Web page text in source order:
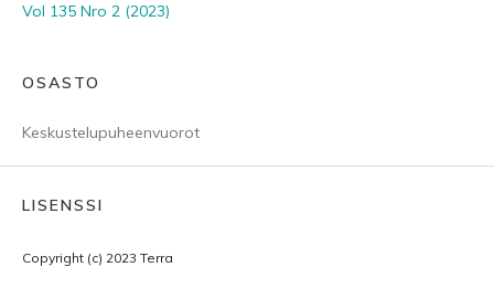
Vol 135 Nro 2 (2023)
OSASTO
Keskustelupuheenvuorot
LISENSSI
Copyright (c) 2023 Terra